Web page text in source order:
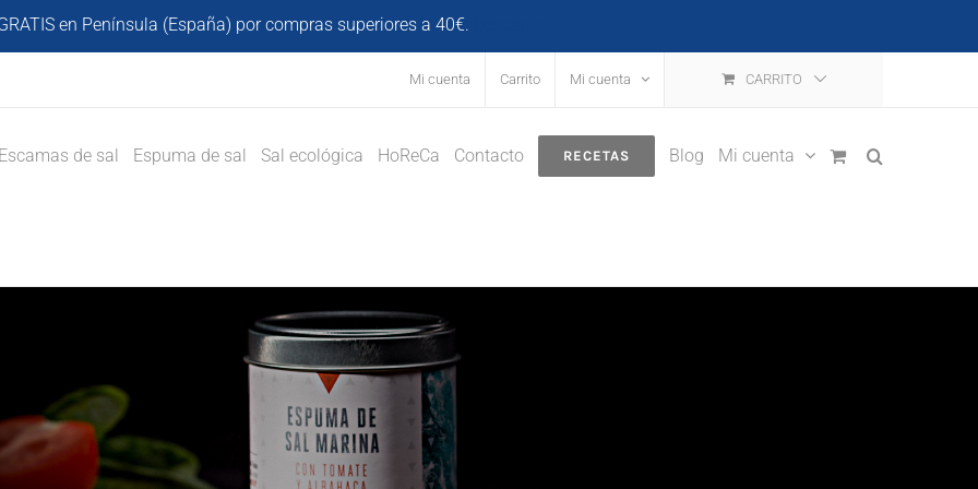
en Península (España) por compras superiores a 40€.
Mi cuenta Carrito Mi cuenta CARRITO
Escamas de sal Espuma de sal Sal ecológica HoReCa Contacto RECETAS Blog Mi cuenta